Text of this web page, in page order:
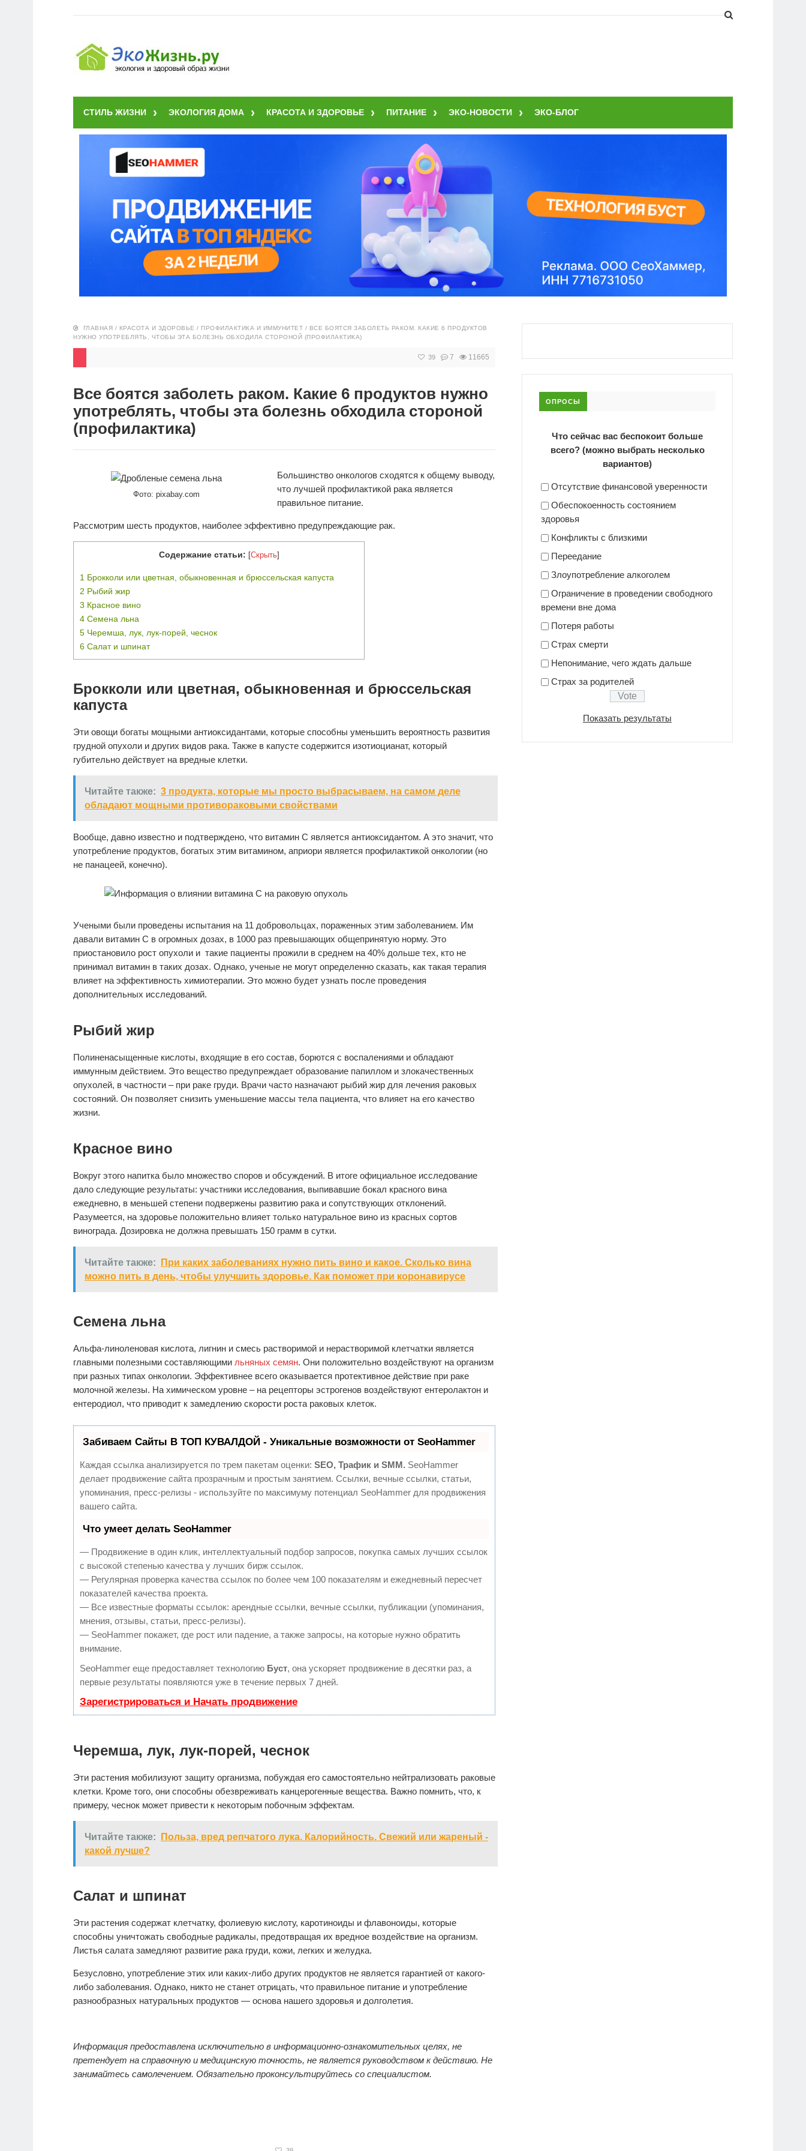
СТИЛЬ ЖИЗНИ ЭКОЛОГИЯ ДОМА КРАСОТА И ЗДОРОВЬЕ ПИТАНИЕ ЭКО-НОВОСТИ ЭКО-БЛОГ
ГЛАВНАЯ / КРАСОТА И ЗДОРОВЬЕ / ПРОФИЛАКТИКА И ИММУНИТЕТ / ВСЕ БОЯТСЯ ЗАБОЛЕТЬ РАКОМ. КАКИЕ 6 ПРОДУКТОВ
НУЖНО УПОТРЕБЛЯТЬ, ЧТОБЫ ЭТА БОЛЕЗНЬ ОБХОДИЛА СТОРОНОЙ (ПРОФИЛАКТИКА)
39 7 11665
Все боятся заболеть раком. Какие 6 продуктов нужно
употреблять, чтобы эта болезнь обходила стороной
(профилактика)
Фото: pixabay.com
Большинство онкологов сходятся к общему выводу,
что лучшей профилактикой рака является
правильное питание.
Рассмотрим шесть продуктов, наиболее эффективно предупреждающие рак.
Содержание статьи: [Скрыть]
1 Брокколи или цветная, обыкновенная и брюссельская капуста
2 Рыбий жир
3 Красное вино
4 Семена льна
5 Черемша, лук, лук-порей, чеснок
6 Салат и шпинат
Брокколи или цветная, обыкновенная и брюссельская
капуста
Эти овощи богаты мощными антиоксидантами, которые способны уменьшить вероятность развития
грудной опухоли и других видов рака. Также в капусте содержится изотиоцианат, который
губительно действует на вредные клетки.
Читайте также: 3 продукта, которые мы просто выбрасываем, на самом деле
обладают мощными противораковыми свойствами
Вообще, давно известно и подтверждено, что витамин С является антиоксидантом. А это значит, что
употребление продуктов, богатых этим витамином, априори является профилактикой онкологии (но
не панацеей, конечно).
Учеными были проведены испытания на 11 добровольцах, пораженных этим заболеванием. Им
давали витамин С в огромных дозах, в 1000 раз превышающих общепринятую норму. Это
приостановило рост опухоли и такие пациенты прожили в среднем на 40% дольше тех, кто не
принимал витамин в таких дозах. Однако, ученые не могут определенно сказать, как такая терапия
влияет на эффективность химиотерапии. Это можно будет узнать после проведения
дополнительных исследований.
Рыбий жир
Полиненасыщенные кислоты, входящие в его состав, борются с воспалениями и обладают
иммунным действием. Это вещество предупреждает образование папиллом и злокачественных
опухолей, в частности – при раке груди. Врачи часто назначают рыбий жир для лечения раковых
состояний. Он позволяет снизить уменьшение массы тела пациента, что влияет на его качество
жизни.
Красное вино
Вокруг этого напитка было множество споров и обсуждений. В итоге официальное исследование
дало следующие результаты: участники исследования, выпивавшие бокал красного вина
ежедневно, в меньшей степени подвержены развитию рака и сопутствующих отклонений.
Разумеется, на здоровье положительно влияет только натуральное вино из красных сортов
винограда. Дозировка не должна превышать 150 грамм в сутки.
Читайте также:
При каких заболеваниях нужно пить вино и какое. Сколько вина
можно пить в день, чтобы улучшить здоровье. Как поможет при коронавирусе
Семена льна
Альфа-линоленовая кислота, лигнин и смесь растворимой и нерастворимой клетчатки является
главными полезными составляющими льняных семян. Они положительно воздействуют на организм
при разных типах онкологии. Эффективнее всего оказывается протективное действие при раке
молочной железы. На химическом уровне – на рецепторы эстрогенов воздействуют ентеролактон и
ентеродиол, что приводит к замедлению скорости роста раковых клеток.
Забиваем Сайты В ТОП КУВАЛДОЙ - Уникальные возможности от SeoHammer
Каждая ссылка анализируется по трем пакетам оценки: SEO, Трафик и SMM. SeoHammer
делает продвижение сайта прозрачным и простым занятием. Ссылки, вечные ссылки, статьи,
упоминания, пресс-релизы - используйте по максимуму потенциал SeoHammer для продвижения
вашего сайта.
Что умеет делать SeoHammer
— Продвижение в один клик, интеллектуальный подбор запросов, покупка самых лучших ссылок
с высокой степенью качества у лучших бирж ссылок.
— Регулярная проверка качества ссылок по более чем 100 показателям и ежедневный пересчет
показателей качества проекта.
— Все известные форматы ссылок: арендные ссылки, вечные ссылки, публикации (упоминания,
мнения, отзывы, статьи, пресс-релизы).
— SeoHammer покажет, где рост или падение, а также запросы, на которые нужно обратить
внимание.
SeoHammer еще предоставляет технологию Буст, она ускоряет продвижение в десятки раз, а
первые результаты появляются уже в течение первых 7 дней.
Зарегистрироваться и Начать продвижение
Черемша, лук, лук-порей, чеснок
Эти растения мобилизуют защиту организма, побуждая его самостоятельно нейтрализовать раковые
клетки. Кроме того, они способны обезвреживать канцерогенные вещества. Важно помнить, что, к
примеру, чеснок может привести к некоторым побочным эффектам.
Читайте также:
Польза, вред репчатого лука. Калорийность. Свежий или жареный -
какой лучше?
Салат и шпинат
Эти растения содержат клетчатку, фолиевую кислоту, каротиноиды и флавоноиды, которые
способны уничтожать свободные радикалы, предотвращая их вредное воздействие на организм.
Листья салата замедляют развитие рака груди, кожи, легких и желудка.
Безусловно, употребление этих или каких-либо других продуктов не является гарантией от какого-
либо заболевания. Однако, никто не станет отрицать, что правильное питание и употребление
разнообразных натуральных продуктов — основа нашего здоровья и долголетия.
Информация предоставлена исключительно в информационно-ознакомительных целях, не
претендует на справочную и медицинскую точность, не является руководством к действию. Не
занимайтесь самолечением. Обязательно проконсультируйтесь со специалистом.
ОПРОСЫ
Что сейчас вас беспокоит больше
всего? (можно выбрать несколько
вариантов)
Отсутствие финансовой уверенности
Обеспокоенность состоянием
здоровья
Конфликты с близкими
Переедание
Злоупотребление алкоголем
Ограничение в проведении свободного
времени вне дома
Потеря работы
Страх смерти
Непонимание, чего ждать дальше
Страх за родителей
Показать результаты